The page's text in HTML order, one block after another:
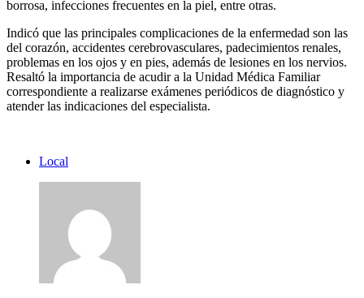
borrosa, infecciones frecuentes en la piel, entre otras.
Indicó que las principales complicaciones de la enfermedad son las
del corazón, accidentes cerebrovasculares, padecimientos renales,
problemas en los ojos y en pies, además de lesiones en los nervios.
Resaltó la importancia de acudir a la Unidad Médica Familiar
correspondiente a realizarse exámenes periódicos de diagnóstico y
atender las indicaciones del especialista.
Local